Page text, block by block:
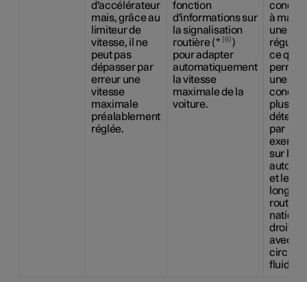
d'accélérateur
mais, grâce au
limiteur de
vitesse, il ne
peut pas
dépasser par
erreur une
vitesse
maximale
préalablement
réglée.
fonction
d'informations sur
la signalisation
routière (* 6 )
pour adapter
automatiquement
la vitesse
maximale de la
voiture.
à
une
ce qui
une
plus
par
sur les
et les
longues
routes
droites
avec
fluide.